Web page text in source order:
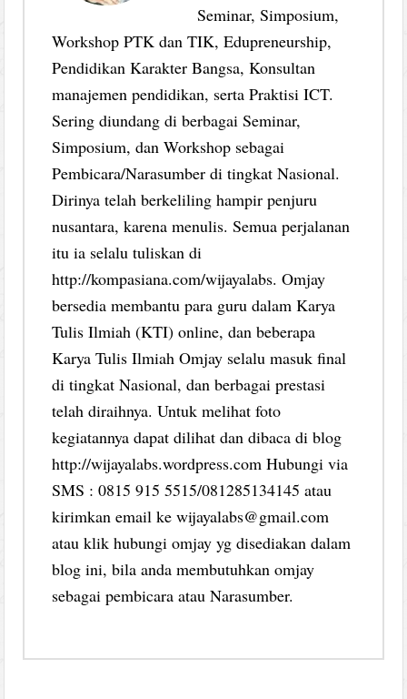
Seminar, Simposium,
Workshop PTK dan TIK, Edupreneurship,
Pendidikan Karakter Bangsa, Konsultan
manajemen pendidikan, serta Praktisi ICT.
Sering diundang di berbagai Seminar,
Simposium, dan Workshop sebagai
Pembicara/Narasumber di tingkat Nasional.
Dirinya telah berkeliling hampir penjuru
nusantara, karena menulis. Semua perjalanan
itu ia selalu tuliskan di
http://kompasiana.com/wijayalabs. Omjay
bersedia membantu para guru dalam Karya
Tulis Ilmiah (KTI) online, dan beberapa
Karya Tulis Ilmiah Omjay selalu masuk final
di tingkat Nasional, dan berbagai prestasi
telah diraihnya. Untuk melihat foto
kegiatannya dapat dilihat dan dibaca di blog
http://wijayalabs.wordpress.com Hubungi via
SMS : 0815 915 5515/081285134145 atau
kirimkan email ke wijayalabs@gmail.com
atau klik hubungi omjay yg disediakan dalam
blog ini, bila anda membutuhkan omjay
sebagai pembicara atau Narasumber.